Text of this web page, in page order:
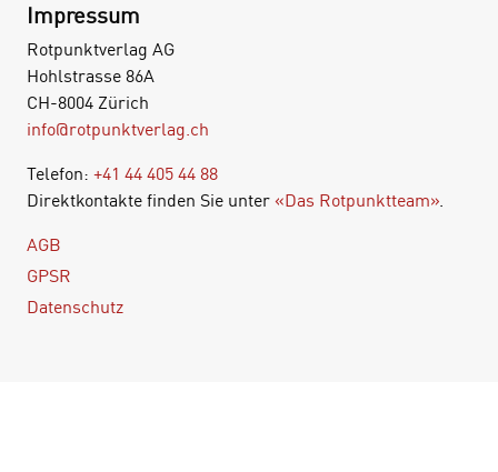
Impressum
Rotpunktverlag AG
Hohlstrasse 86A
CH-8004 Zürich
info@rotpunktverlag.ch
Telefon: +41 44 405 44 88
Direktkontakte finden Sie unter «Das Rotpunktteam».
AGB
GPSR
Datenschutz